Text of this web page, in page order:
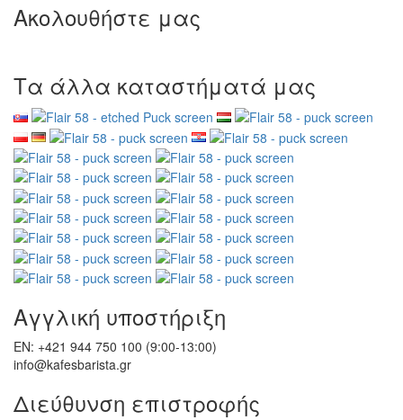
Ακολουθήστε μας
Τα άλλα καταστήματά μας
Αγγλική υποστήριξη
EN: +421 944 750 100 (9:00-13:00)
info@kafesbarista.gr
Διεύθυνση επιστροφής